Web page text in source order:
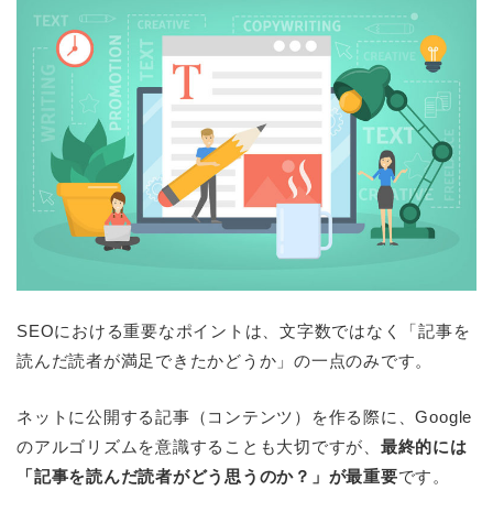
SEOにおける重要なポイントは、文字数ではなく「記事を
読んだ読者が満足できたかどうか」の一点のみです。
ネットに公開する記事（コンテンツ）を作る際に、Google
のアルゴリズムを意識することも大切ですが、 最終的には
「記事を読んだ読者がどう思うのか？」が最重要です。